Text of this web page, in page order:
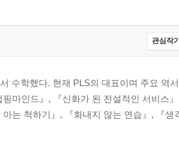
관심작
수학했다. 현재 PLS의 대표이며 주요 역
마인드』, 『신화가 된 전설적인 서비스
는 척하기』, 『화내지 않는 연습』, 『생